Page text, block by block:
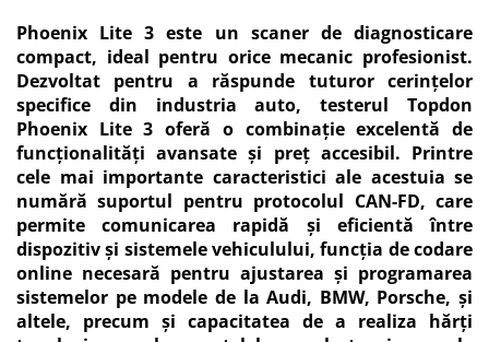
Phoenix Lite 3 este un scaner de diagnosticare
compact, ideal pentru orice mecanic profesionist.
Dezvoltat pentru a răspunde tuturor cerințelor
specifice din industria auto, testerul Topdon
Phoenix Lite 3 oferă o combinație excelentă de
funcționalități avansate și preț accesibil. Printre
cele mai importante caracteristici ale acestuia se
numără suportul pentru protocolul CAN-FD, care
permite comunicarea rapidă și eficientă între
dispozitiv și sistemele vehiculului, funcția de codare
online necesară pentru ajustarea și programarea
sistemelor pe modele de la Audi, BMW, Porsche, și
altele, precum și capacitatea de a realiza hărți